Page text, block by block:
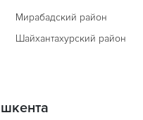
Мирабадский район
Шайхантахурский район